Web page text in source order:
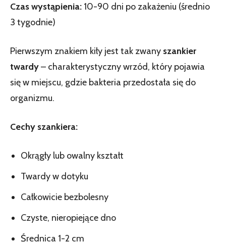
Czas wystąpienia: 10-90 dni po zakażeniu (średnio
3 tygodnie)
Pierwszym znakiem kiły jest tak zwany szankier
twardy– charakterystyczny wrzód, który pojawia
się w miejscu, gdzie bakteria przedostała się do
organizmu.
Cechy szankiera:
Okrągły lub owalny kształt
Twardy w dotyku
Całkowicie bezbolesny
Czyste, nieropiejące dno
Średnica 1-2 cm